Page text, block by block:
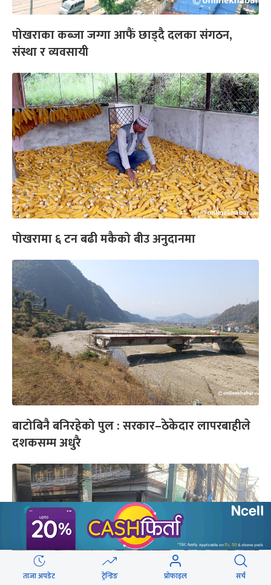
पोखराका कब्जा जग्गा आफैं छाड्दै दलका संगठन,
संस्था र व्यवसायी
पोखरामा ६ टन बढी मकैको बीउ अनुदानमा
बाटोबिनै बनिरहेको पुल : सरकार–ठेकेदार लापरबाहीले
दशकसम्म अधुरै
ताजा अपडेट ट्रेन्डिङ प्रोफाइल सर्च